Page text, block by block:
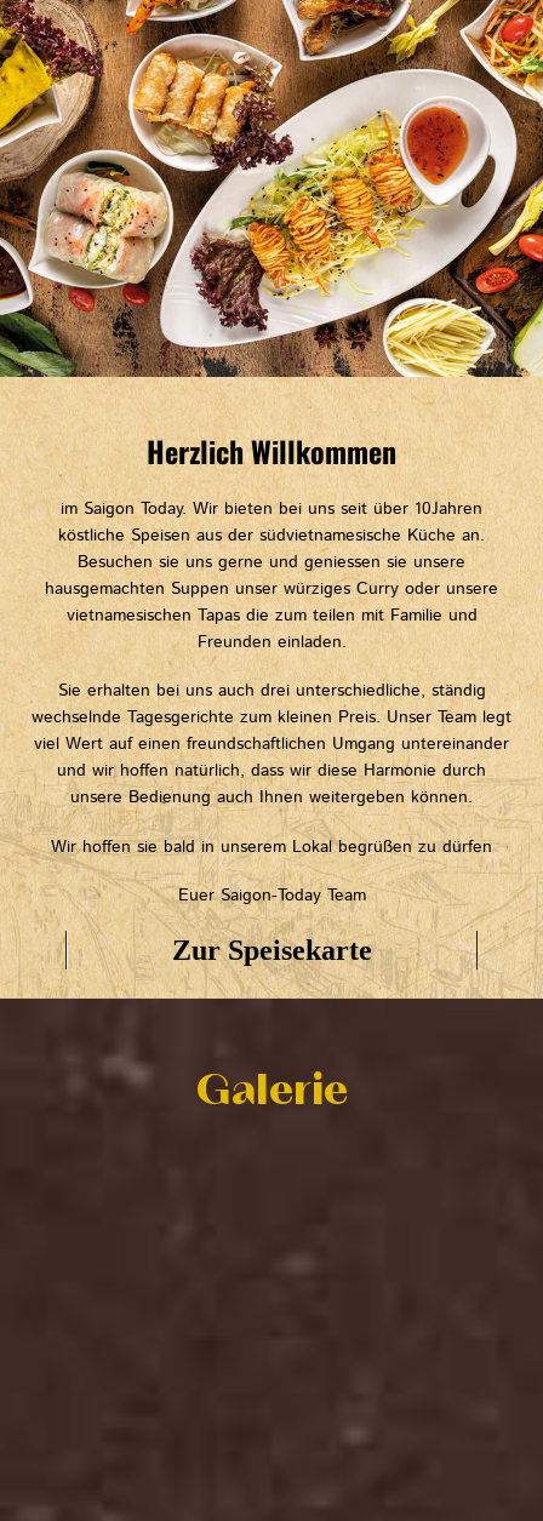
Herzlich Willkommen
im Saigon Today. Wir bieten bei uns seit über 10Jahren
köstliche Speisen aus der südvietnamesische Küche an.
Besuchen sie uns gerne und geniessen sie unsere
hausgemachten Suppen unser würziges Curry oder unsere
vietnamesischen Tapas die zum teilen mit Familie und
Freunden einladen.
Sie erhalten bei uns auch drei unterschiedliche, ständig
wechselnde Tagesgerichte zum kleinen Preis. Unser Team legt
viel Wert auf einen freundschaftlichen Umgang untereinander
und wir hoffen natürlich, dass wir diese Harmonie durch
unsere Bedienung auch Ihnen weitergeben können.
Wir hoffen sie bald in unserem Lokal begrüßen zu dürfen
Euer Saigon-Today Team
Zur Speisekarte
Galerie